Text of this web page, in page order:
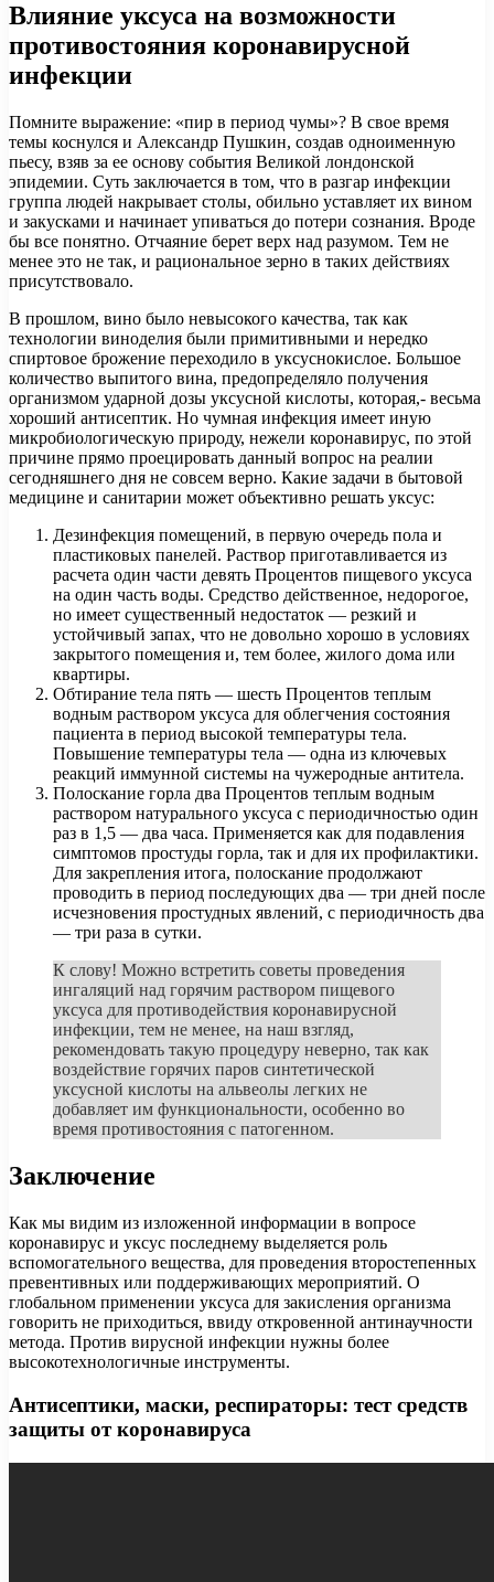
Влияние уксуса на возможности
противостояния коронавирусной
инфекции
Помните выражение: «пир в период чумы»? В свое время
темы коснулся и Александр Пушкин, создав одноименную
пьесу, взяв за ее основу события Великой лондонской
эпидемии. Суть заключается в том, что в разгар инфекции
группа людей накрывает столы, обильно уставляет их вином
и закусками и начинает упиваться до потери сознания. Вроде
бы все понятно. Отчаяние берет верх над разумом. Тем не
менее это не так, и рациональное зерно в таких действиях
присутствовало.
В прошлом, вино было невысокого качества, так как
технологии виноделия были примитивными и нередко
спиртовое брожение переходило в уксуснокислое. Большое
количество выпитого вина, предопределяло получения
организмом ударной дозы уксусной кислоты, которая,- весьма
хороший антисептик. Но чумная инфекция имеет иную
микробиологическую природу, нежели коронавирус, по этой
причине прямо проецировать данный вопрос на реалии
сегодняшнего дня не совсем верно. Какие задачи в бытовой
медицине и санитарии может объективно решать уксус:
Дезинфекция помещений, в первую очередь пола и
пластиковых панелей. Раствор приготавливается из
расчета один части девять Процентов пищевого уксуса
на один часть воды. Средство действенное, недорогое,
но имеет существенный недостаток — резкий и
устойчивый запах, что не довольно хорошо в условиях
закрытого помещения и, тем более, жилого дома или
квартиры.
Обтирание тела пять — шесть Процентов теплым
водным раствором уксуса для облегчения состояния
пациента в период высокой температуры тела.
Повышение температуры тела — одна из ключевых
реакций иммунной системы на чужеродные антитела.
Полоскание горла два Процентов теплым водным
раствором натурального уксуса с периодичностью один
раз в 1,5 — два часа. Применяется как для подавления
симптомов простуды горла, так и для их профилактики.
Для закрепления итога, полоскание продолжают
проводить в период последующих два — три дней после
исчезновения простудных явлений, с периодичность два
— три раза в сутки.
К слову! Можно встретить советы проведения
ингаляций над горячим раствором пищевого
уксуса для противодействия коронавирусной
инфекции, тем не менее, на наш взгляд,
рекомендовать такую процедуру неверно, так как
воздействие горячих паров синтетической
уксусной кислоты на альвеолы легких не
добавляет им функциональности, особенно во
время противостояния с патогенном.
Заключение
Как мы видим из изложенной информации в вопросе
коронавирус и уксус последнему выделяется роль
вспомогательного вещества, для проведения второстепенных
превентивных или поддерживающих мероприятий. О
глобальном применении уксуса для закисления организма
говорить не приходиться, ввиду откровенной антинаучности
метода. Против вирусной инфекции нужны более
высокотехнологичные инструменты.
Антисептики, маски, респираторы: тест средств
защиты от коронавируса